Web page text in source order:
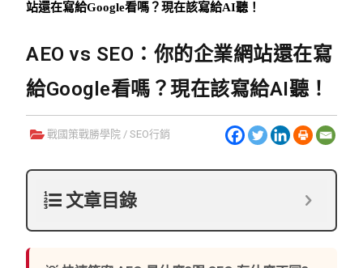
站還在寫給Google看嗎？現在該寫給AI聽！
AEO vs SEO：你的企業網站還在寫
給Google看嗎？現在該寫給AI聽！
戰國策戰勝學院 /SEO行銷
文章目錄